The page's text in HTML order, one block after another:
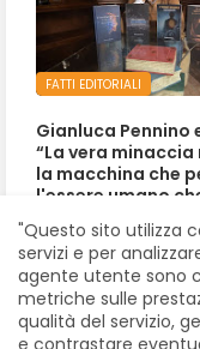
FATTI EDITORIALI
Gianluca Pennino
“La vera minaccia
la macchina che
l'essere umano
Luglio 01, 2026
"Questo sito utilizza
servizi e per
agente utente sono
metriche sulle
qualità del servizio,
e contrastare